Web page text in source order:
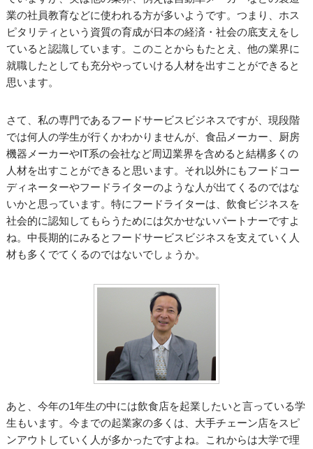
業の社員教育などに使われる方が多いようです。つまり、ホス
ピタリティという資質の育成が日本の経済・社会の底支えをし
ていると認識しています。このことからもたとえ、他の業界に
就職したとしても充分やっていける人材を出すことができると
思います。
さて、私の専門であるフードサービスビジネスですが、現段階
では何人の学生が行くかわかりませんが、食品メーカー、厨房
機器メーカーやIT系の会社など周辺業界を含めると結構多くの
人材を出すことができると思います。それ以外にもフードコー
ディネーターやフードライターのような人が出てくるのではな
いかと思っています。特にフードライターは、飲食ビジネスを
社会的に認知してもらうためには欠かせないパートナーですよ
ね。中長期的にみるとフードサービスビジネスを支えていく人
材も多くでてくるのではないでしょうか。
あと、今年の1年生の中には飲食店を起業したいと言っている学
生もいます。今までの起業家の多くは、大手チェーン店をスピ
ンアウトしていく人が多かったですよね。これからは大学で理